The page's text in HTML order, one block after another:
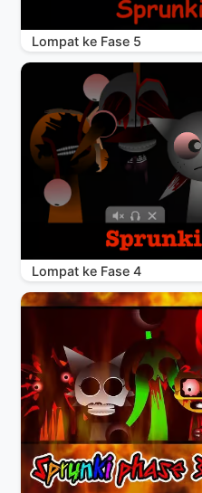
Lompat ke Fase 5
Lompat ke Fase 4